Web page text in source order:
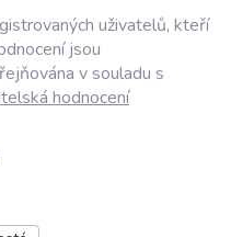
uživatelů, kteří
jsou
v souladu s
hodnocení